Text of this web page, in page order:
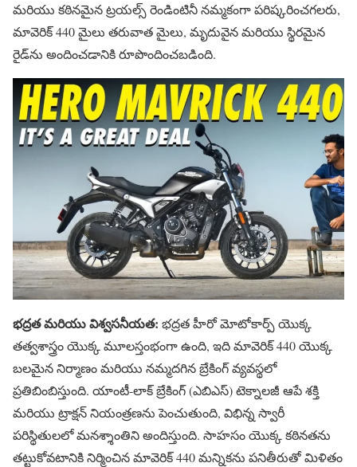
మరియు కఠినమైన ట్రయల్స్ రెండింటినీ నమ్మకంగా పరిష్కరించగలరు,
మావెరిక్ 440 మైలు తరువాత మైలు, మృదువైన మరియు స్థిరమైన
రైడ్‌ను అందించడానికి రూపొందించబడింది.
భద్రత మరియు విశ్వసనీయత: భద్రత హీరో మోటోకార్ప్ యొక్క
తత్వశాస్త్రం యొక్క మూలస్తంభంగా ఉంది, ఇది మావెరిక్ 440 యొక్క
బలమైన నిర్మాణం మరియు నమ్మదగిన బ్రేకింగ్ వ్యవస్థలో
ప్రతిబింబిస్తుంది. యాంటీ-లాక్ బ్రేకింగ్ (ఎబిఎస్) టెక్నాలజీ ఆపే శక్తి
మరియు ట్రాక్షన్ నియంత్రణను పెంచుతుంది, విభిన్న స్వారీ
పరిస్థితులలో మనశ్శాంతిని అందిస్తుంది. సాహసం యొక్క కఠినతను
తట్టుకోవటానికి నిర్మించిన మావెరిక్ 440 మన్నికను పనితీరుతో మిళితం